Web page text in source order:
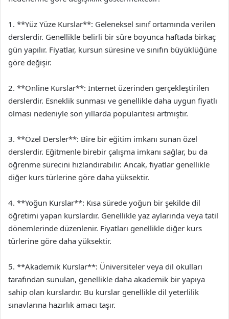
1. **Yüz Yüze Kurslar**: Geleneksel sınıf ortamında verilen
derslerdir. Genellikle belirli bir süre boyunca haftada birkaç
gün yapılır. Fiyatlar, kursun süresine ve sınıfın büyüklüğüne
göre değişir.
2. **Online Kurslar**: İnternet üzerinden gerçekleştirilen
derslerdir. Esneklik sunması ve genellikle daha uygun fiyatlı
olması nedeniyle son yıllarda popülaritesi artmıştır.
3. **Özel Dersler**: Bire bir eğitim imkanı sunan özel
derslerdir. Eğitmenle birebir çalışma imkanı sağlar, bu da
öğrenme sürecini hızlandırabilir. Ancak, fiyatlar genellikle
diğer kurs türlerine göre daha yüksektir.
4. **Yoğun Kurslar**: Kısa sürede yoğun bir şekilde dil
öğretimi yapan kurslardır. Genellikle yaz aylarında veya tatil
dönemlerinde düzenlenir. Fiyatları genellikle diğer kurs
türlerine göre daha yüksektir.
5. **Akademik Kurslar**: Üniversiteler veya dil okulları
tarafından sunulan, genellikle daha akademik bir yapıya
sahip olan kurslardır. Bu kurslar genellikle dil yeterlilik
sınavlarına hazırlık amacı taşır.